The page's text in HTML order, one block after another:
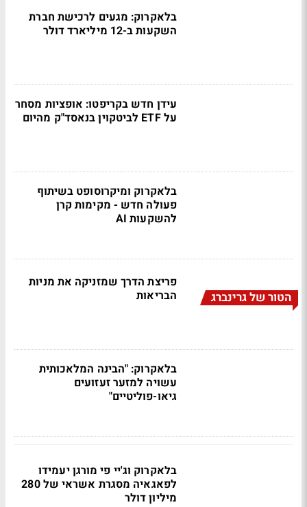
בלאקרוק: מגעים לרכישת חברת
השקעות ב-12 מיליארד דולר
עידן חדש בקריפטו: אופציות מסחר
על ETF לביטקוין בנאסד"ק מהיום
בלאקרוק ומיקרוסופט בשיתוף
פעולה חדש - מקימות קרן
להשקעות AI
הטור של גרינברג
פריצת הדרך שמזניקה את מניות
הבריאות
בלאקרוק: "הבינה המלאכותית
עשויה למזער זעזועים
גיאו-פוליטיים"
בלאקרוק וג'יי פי מורגן יעמידו
לפאגאיה מסגרת אשראי של 280
מיליון דולר